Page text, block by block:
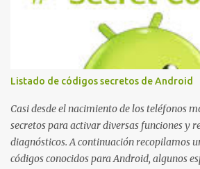
2.11.431 y 2.11.432. Sin embargo todavía no
Windows no parece ser vulnerable. Esto
extienda como una pesada broma la moda
a otras personas, cuyo modo de recuperar
borrando la conversación y el historial de
estábamos conversando. Imaginad que
envía a un grupo... Fuente: Crash Your
Remotely with Just a Message
Listado de códigos secretos de Android
Casi desde el nacimiento de los teléfonos
secretos para activar diversas funciones y
diagnósticos. A continuación recopilamos
códigos conocidos para Android, algunos